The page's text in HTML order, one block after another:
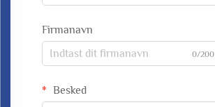
Firmanavn
0/200
Besked